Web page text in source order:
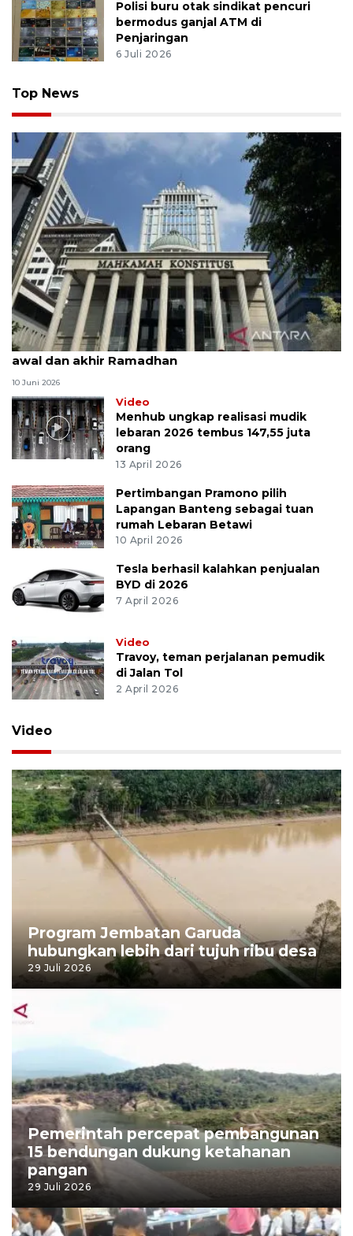
Polisi buru otak sindikat pencuri
bermodus ganjal ATM di
Penjaringan
6 Juli 2026
Top News
MK uji materi UU Peradilan Agama perihal isbat
awal dan akhir Ramadhan
10 Juni 2026
Video
Menhub ungkap realisasi mudik
lebaran 2026 tembus 147,55 juta
orang
13 April 2026
Pertimbangan Pramono pilih
Lapangan Banteng sebagai tuan
rumah Lebaran Betawi
10 April 2026
Tesla berhasil kalahkan penjualan
BYD di 2026
7 April 2026
Video
Travoy, teman perjalanan pemudik
di Jalan Tol
2 April 2026
Video
Program Jembatan Garuda
hubungkan lebih dari tujuh ribu desa
29 Juli 2026
Pemerintah percepat pembangunan
15 bendungan dukung ketahanan
pangan
29 Juli 2026